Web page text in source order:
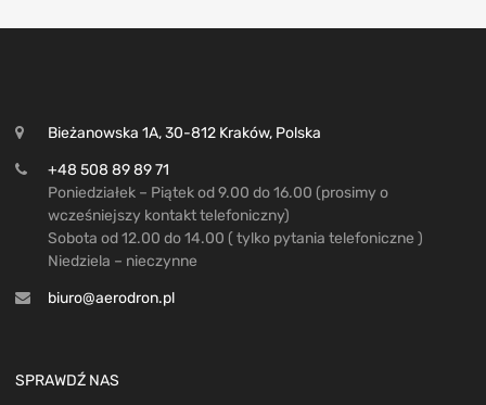
Bieżanowska 1A, 30-812 Kraków, Polska
+48 508 89 89 71
Poniedziałek – Piątek od 9.00 do 16.00 (prosimy o
wcześniejszy kontakt telefoniczny)
Sobota od 12.00 do 14.00 ( tylko pytania telefoniczne )
Niedziela – nieczynne
biuro@aerodron.pl
SPRAWDŹ NAS